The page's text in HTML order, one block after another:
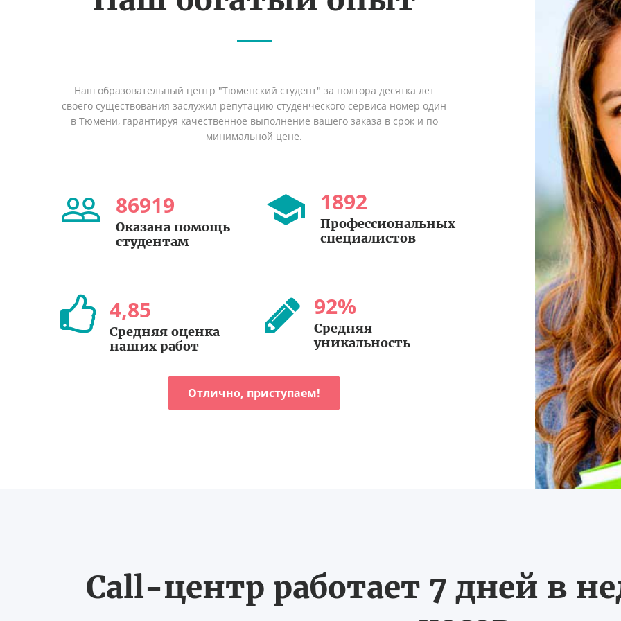
Наш образовательный центр "Тюменский студент" за полтора десятка лет
своего существования заслужил репутацию студенческого сервиса номер один
в Тюмени, гарантируя качественное выполнение вашего заказа в срок и по
минимальной цене.
86919
Оказана помощь
студентам
1892
Профессиональных
специалистов
4,85
Средняя оценка
наших работ
92%
Средняя
уникальность
Отлично, приступаем!
Call-центр работает 7 дней в